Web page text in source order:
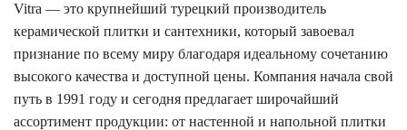
Vitra — это крупнейший турецкий производитель
керамической плитки и сантехники, который завоевал
признание по всему миру благодаря идеальному сочетанию
высокого качества и доступной цены. Компания начала свой
путь в 1991 году и сегодня предлагает широчайший
ассортимент продукции: от настенной и напольной плитки